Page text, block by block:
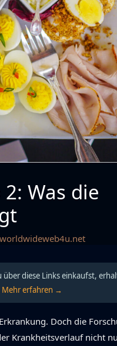
Was die
diese Links einkaufst,
Mehr erfahren →
Doch die
Krankheitsverlauf nicht